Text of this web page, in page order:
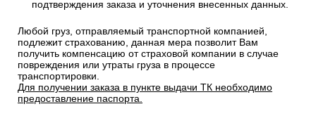
подтверждения заказа и уточнения внесенных данных.
Любой груз, отправляемый транспортной компанией,
подлежит страхованию, данная мера позволит Вам
получить компенсацию от страховой компании в случае
повреждения или утраты груза в процессе
транспортировки.
Для получении заказа в пункте выдачи ТК необходимо
предоставление паспорта.